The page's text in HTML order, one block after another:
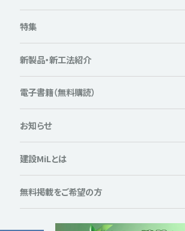
特集
新製品・新工法紹介
電子書籍（無料購読）
お知らせ
建設MiLとは
無料掲載をご希望の方